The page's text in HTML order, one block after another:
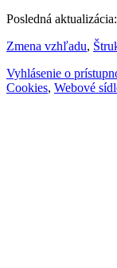
Posledná
Zmena vzhľadu,
Vyhlásenie o
Cookies, Webové